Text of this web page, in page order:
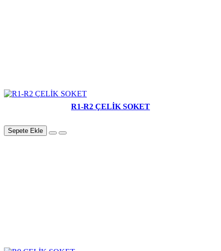
R1-R2 ÇELİK SOKET
Sepete Ekle